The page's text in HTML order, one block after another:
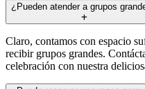
¿Pueden atender a grupos
Claro, contamos con espacio
recibir grupos grandes.
celebración con nuestra